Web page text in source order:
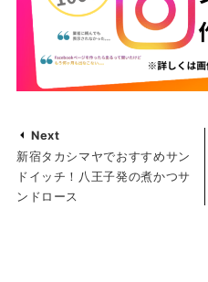
Next
新宿タカシマヤでおすすめサン
ドイッチ！八王子発の煮かつサ
ンドロース